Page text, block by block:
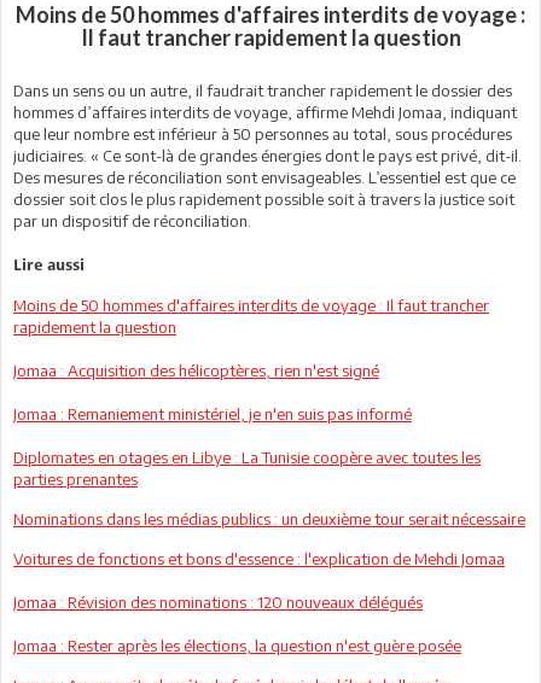
Moins de 50 hommes d'affaires interdits de voyage :
Il faut trancher rapidement la question
Dans un sens ou un autre, il faudrait trancher rapidement le dossier des
hommes d’affaires interdits de voyage, affirme Mehdi Jomaa, indiquant
que leur nombre est inférieur à 50 personnes au total, sous procédures
judiciaires. « Ce sont-là de grandes énergies dont le pays est privé, dit-il.
Des mesures de réconciliation sont envisageables. L’essentiel est que ce
dossier soit clos le plus rapidement possible soit à travers la justice soit
par un dispositif de réconciliation.
Lire aussi
Moins de 50 hommes d'affaires interdits de voyage : Il faut trancher
rapidement la question
Jomaa : Acquisition des hélicoptères, rien n'est signé
Jomaa : Remaniement ministériel, je n'en suis pas informé
Diplomates en otages en Libye : La Tunisie coopère avec toutes les
parties prenantes
Nominations dans les médias publics : un deuxième tour serait nécessaire
Voitures de fonctions et bons d'essence : l'explication de Mehdi Jomaa
Jomaa : Révision des nominations : 120 nouveaux délégués
Jomaa : Rester après les élections, la question n'est guère posée